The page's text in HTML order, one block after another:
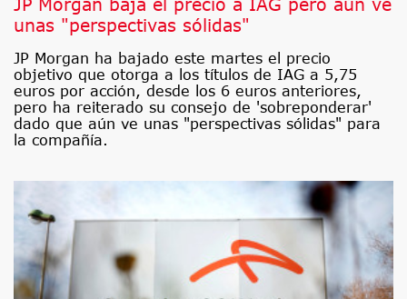
unas "perspectivas sólidas"
JP Morgan ha bajado este martes el precio
objetivo que otorga a los títulos de IAG a 5,75
euros por acción, desde los 6 euros anteriores,
pero ha reiterado su consejo de 'sobreponderar'
dado que aún ve unas "perspectivas sólidas" para
la compañía.